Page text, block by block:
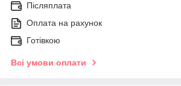
Післяплата
Оплата на рахунок
Готівкою
Всі умови оплати